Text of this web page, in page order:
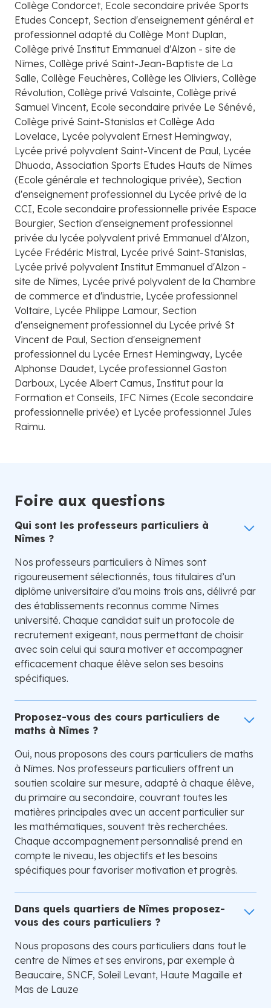
Collège Condorcet, Ecole secondaire privée Sports
Etudes Concept, Section d'enseignement général et
professionnel adapté du Collège Mont Duplan,
Collège privé Institut Emmanuel d'Alzon - site de
Nîmes, Collège privé Saint-Jean-Baptiste de La
Salle, Collège Feuchères, Collège les Oliviers, Collège
Révolution, Collège privé Valsainte, Collège privé
Samuel Vincent, Ecole secondaire privée Le Sénévé,
Collège privé Saint-Stanislas et Collège Ada
Lovelace, Lycée polyvalent Ernest Hemingway,
Lycée privé polyvalent Saint-Vincent de Paul, Lycée
Dhuoda, Association Sports Etudes Hauts de Nîmes
(Ecole générale et technologique privée), Section
d'enseignement professionnel du Lycée privé de la
CCI, Ecole secondaire professionnelle privée Espace
Bourgier, Section d'enseignement professionnel
privée du lycée polyvalent privé Emmanuel d'Alzon,
Lycée Frédéric Mistral, Lycée privé Saint-Stanislas,
Lycée privé polyvalent Institut Emmanuel d'Alzon -
site de Nîmes, Lycée privé polyvalent de la Chambre
de commerce et d'industrie, Lycée professionnel
Voltaire, Lycée Philippe Lamour, Section
d'enseignement professionnel du Lycée privé St
Vincent de Paul, Section d'enseignement
professionnel du Lycée Ernest Hemingway, Lycée
Alphonse Daudet, Lycée professionnel Gaston
Darboux, Lycée Albert Camus, Institut pour la
Formation et Conseils, IFC Nîmes (Ecole secondaire
professionnelle privée) et Lycée professionnel Jules
Raimu.
Foire aux questions
Qui sont les professeurs particuliers à
Nîmes ?
Nos professeurs particuliers à Nîmes sont
rigoureusement sélectionnés, tous titulaires d’un
diplôme universitaire d’au moins trois ans, délivré par
des établissements reconnus comme Nîmes
université. Chaque candidat suit un protocole de
recrutement exigeant, nous permettant de choisir
avec soin celui qui saura motiver et accompagner
efficacement chaque élève selon ses besoins
spécifiques.
Proposez-vous des cours particuliers de
maths à Nîmes ?
Oui, nous proposons des cours particuliers de maths
à Nîmes. Nos professeurs particuliers offrent un
soutien scolaire sur mesure, adapté à chaque élève,
du primaire au secondaire, couvrant toutes les
matières principales avec un accent particulier sur
les mathématiques, souvent très recherchées.
Chaque accompagnement personnalisé prend en
compte le niveau, les objectifs et les besoins
spécifiques pour favoriser motivation et progrès.
Dans quels quartiers de Nîmes proposez-
vous des cours particuliers ?
Nous proposons des cours particuliers dans tout le
centre de Nîmes et ses environs, par exemple à
Beaucaire, SNCF, Soleil Levant, Haute Magaille et
Mas de Lauze